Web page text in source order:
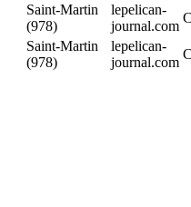
Saint-Martin
(978)
lepelican-
journal.com
Saint-Martin
(978)
lepelican-
journal.com